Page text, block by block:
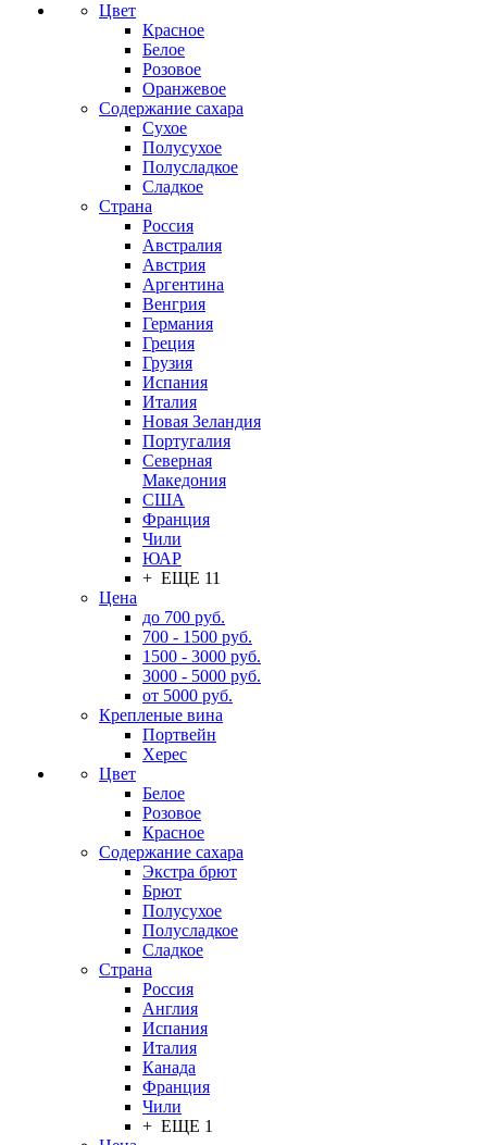
Цвет
Красное
Белое
Розовое
Оранжевое
Содержание сахара
Сухое
Полусухое
Полусладкое
Сладкое
Страна
Россия
Австралия
Австрия
Аргентина
Венгрия
Германия
Греция
Грузия
Испания
Италия
Новая Зеландия
Португалия
Северная
Македония
США
Франция
Чили
ЮАР
+ ЕЩЕ 11
Цена
до 700 руб.
700 - 1500 руб.
1500 - 3000 руб.
3000 - 5000 руб.
от 5000 руб.
Крепленые вина
Портвейн
Херес
Цвет
Белое
Розовое
Красное
Содержание сахара
Экстра брют
Брют
Полусухое
Полусладкое
Сладкое
Страна
Россия
Англия
Испания
Италия
Канада
Франция
Чили
+ ЕЩЕ 1